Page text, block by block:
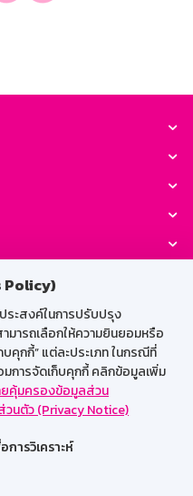
Policy)
ระสงค์ในการปรับปรุง
มารถเลือกให้ความยินยอมหรือ
คุกกี้” แต่ละประเภท ในกรณีที่
มการจัดเก็บคุกกี้ คลิกข้อมูลเพิ่ม
ยคุ้มครองข้อมูลส่วน
วนตัว (Privacy Notice)
การวิเคราะห์
งาน
M-Search
ตเมล